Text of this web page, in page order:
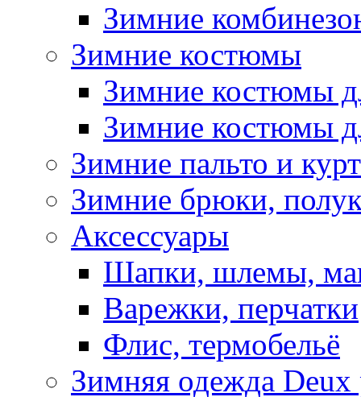
Зимние
Зимние костюмы
Зимние костюмы
Зимние костюмы
Зимние пальто и
Зимние брюки,
Аксессуары
Шапки, шлемы,
Варежки, перчатки
Флис, термобельё
Зимняя одежда Deux